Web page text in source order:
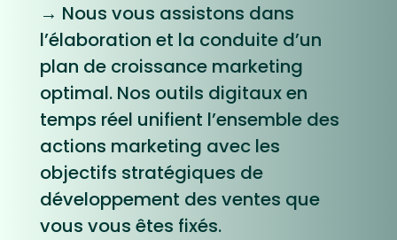
→ Nous vous assistons dans
l’élaboration et la conduite d’un
plan de croissance marketing
optimal. Nos outils digitaux en
temps réel unifient l’ensemble des
actions marketing avec les
objectifs stratégiques de
développement des ventes que
vous vous êtes fixés.